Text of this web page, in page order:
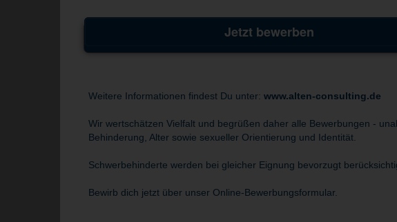
Jetzt bewerben
Weitere Informationen findest Du unter: www.alten-consulting.de
Wir wertschätzen Vielfalt und begrüßen daher alle Bewerbungen -
Behinderung, Alter sowie sexueller Orientierung und Identität.
Schwerbehinderte werden bei gleicher Eignung bevorzugt
Bewirb dich jetzt über unser Online-Bewerbungsformular.